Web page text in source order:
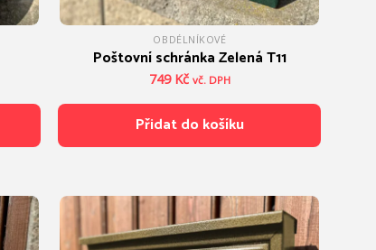
OBDÉLNÍKOVÉ
Poštovní schránka Zelená T11
749 Kč vč. DPH
Přidat do košíku